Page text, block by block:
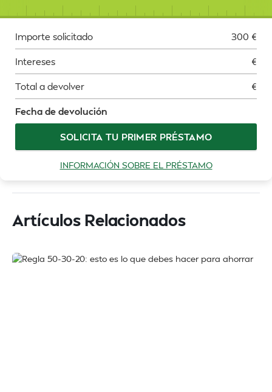
Importe solicitado 300 €
Intereses €
Total a devolver €
Fecha de devolución
SOLICITA TU PRIMER PRÉSTAMO
INFORMACIÓN SOBRE EL PRÉSTAMO
Artículos Relacionados